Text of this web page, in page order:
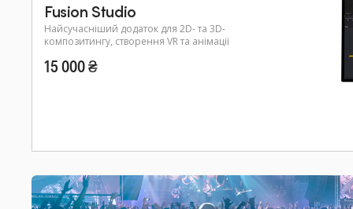
Fusion Studio
Найсучасніший додаток для 2D- та 3D-
композитингу, створення VR та анімації
15 000 ₴